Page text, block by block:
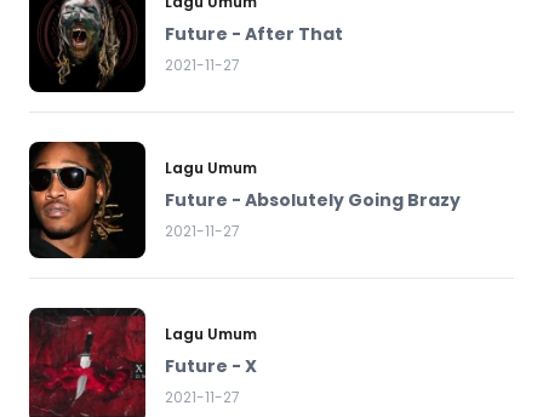
Future - After That
2021-11-27
Lagu Umum
Future - Absolutely Going Brazy
2021-11-27
Lagu Umum
Future - X
2021-11-27